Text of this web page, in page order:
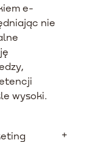
e-
nie
wysoki.